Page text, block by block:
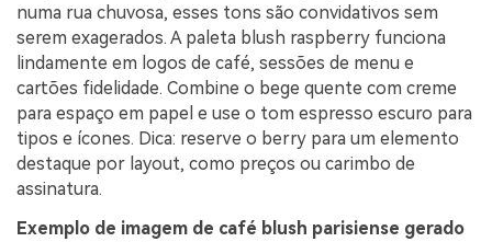
numa rua chuvosa, esses tons são convidativos sem
serem exagerados. A paleta blush raspberry funciona
lindamente em logos de café, sessões de menu e
cartões fidelidade. Combine o bege quente com creme
para espaço em papel e use o tom espresso escuro para
tipos e ícones. Dica: reserve o berry para um elemento
destaque por layout, como preços ou carimbo de
assinatura.
Exemplo de imagem de café blush parisiense gerado